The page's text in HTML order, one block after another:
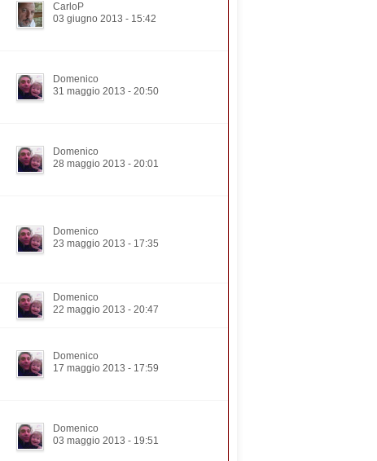
CarloP
03 giugno 2013 - 15:42
Domenico
31 maggio 2013 - 20:50
Domenico
28 maggio 2013 - 20:01
Domenico
23 maggio 2013 - 17:35
Domenico
22 maggio 2013 - 20:47
Domenico
17 maggio 2013 - 17:59
Domenico
03 maggio 2013 - 19:51